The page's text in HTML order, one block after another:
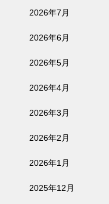
2026年7月
2026年6月
2026年5月
2026年4月
2026年3月
2026年2月
2026年1月
2025年12月